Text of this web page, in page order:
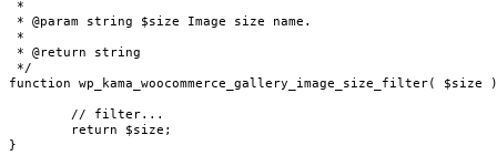
*
* @param string $size Image size name.
*
* @return string
*/
function wp_kama_woocommerce_gallery_image_size_filter( $size
}